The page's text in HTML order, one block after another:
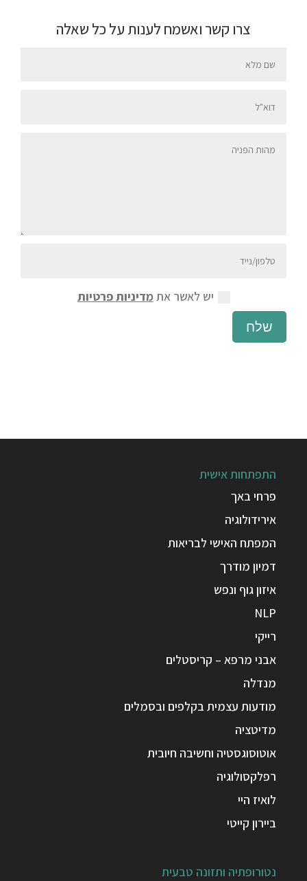
צרו קשר ואשמח לענות על כל שאלה
יש לאשר את מדיניות פרטיות
שלח
התפתחות אישית
פרחי באך
אירידולוגיה
המפתח האישי לבריאות
דמיון מודרך
איזון גוף ונפש
NLP
רייקי
אבני מרפא – קריסטלים
מנדלה
מודעות עצמית בקלפים ובסמלים
מדיטציה
אוטוסוגסטיה וחשיבה חיובית
רפלקסולוגיה
לואיז היי
ביירון קייטי
נטורופתיה ותזונה טבעית